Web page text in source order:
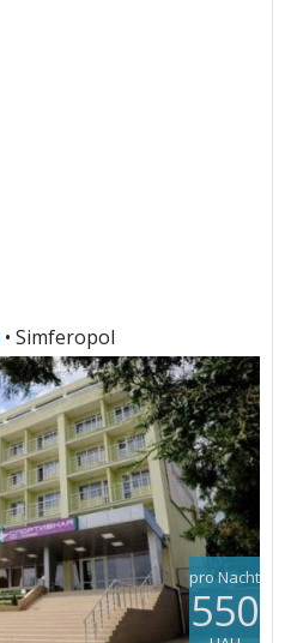
• Simferopol
pro Nacht
550